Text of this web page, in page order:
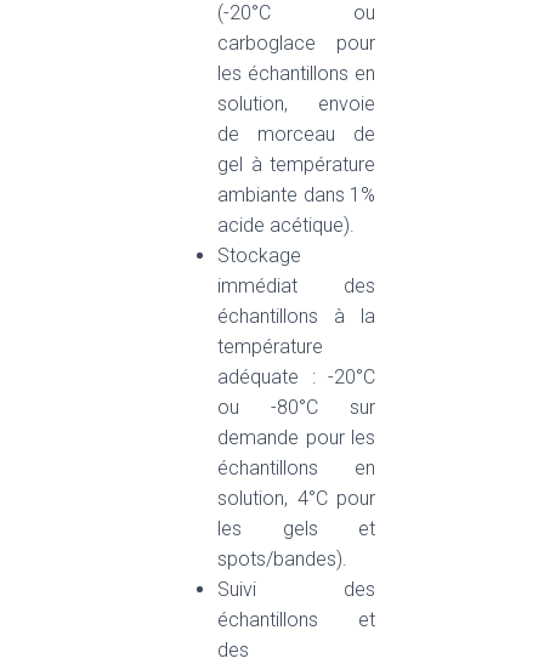
(-20°C ou
carboglace pour
les échantillons en
solution, envoie
de morceau de
gel à température
ambiante dans 1%
acide acétique).
Stockage
immédiat des
échantillons à la
température
adéquate : -20°C
ou -80°C sur
demande pour les
échantillons en
solution, 4°C pour
les gels et
spots/bandes).
Suivi des
échantillons et
des